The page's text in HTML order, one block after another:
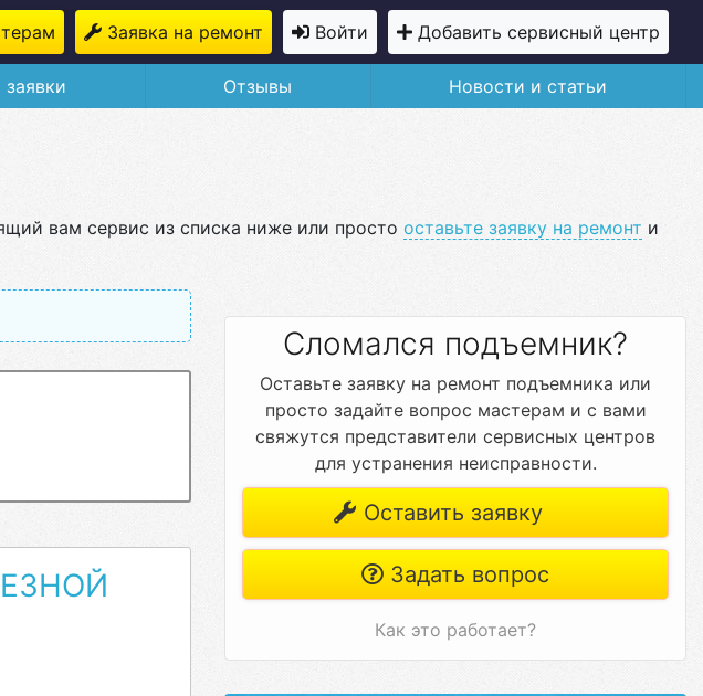
Заявка на ремонт Войти Добавить сервисный центр
Отзывы Новости и статьи
вам сервис из списка ниже или просто оставьте заявку на ремонт и
Сломался подъемник?
Оставьте заявку на ремонт подъемника или
просто задайте вопрос мастерам и с вами
свяжутся представители сервисных центров
для устранения неисправности.
Оставить заявку
Задать вопрос
Как это работает?